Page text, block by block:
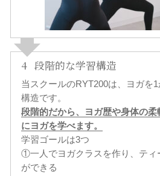
4 段階的な学習構造
当スクールのRYT200は、ヨガを
構造です。
段階的だから、ヨガ歴や身体の
にヨガを学べます。
学習ゴールは3つ
①一人でヨガクラスを作り、ティ
ができる